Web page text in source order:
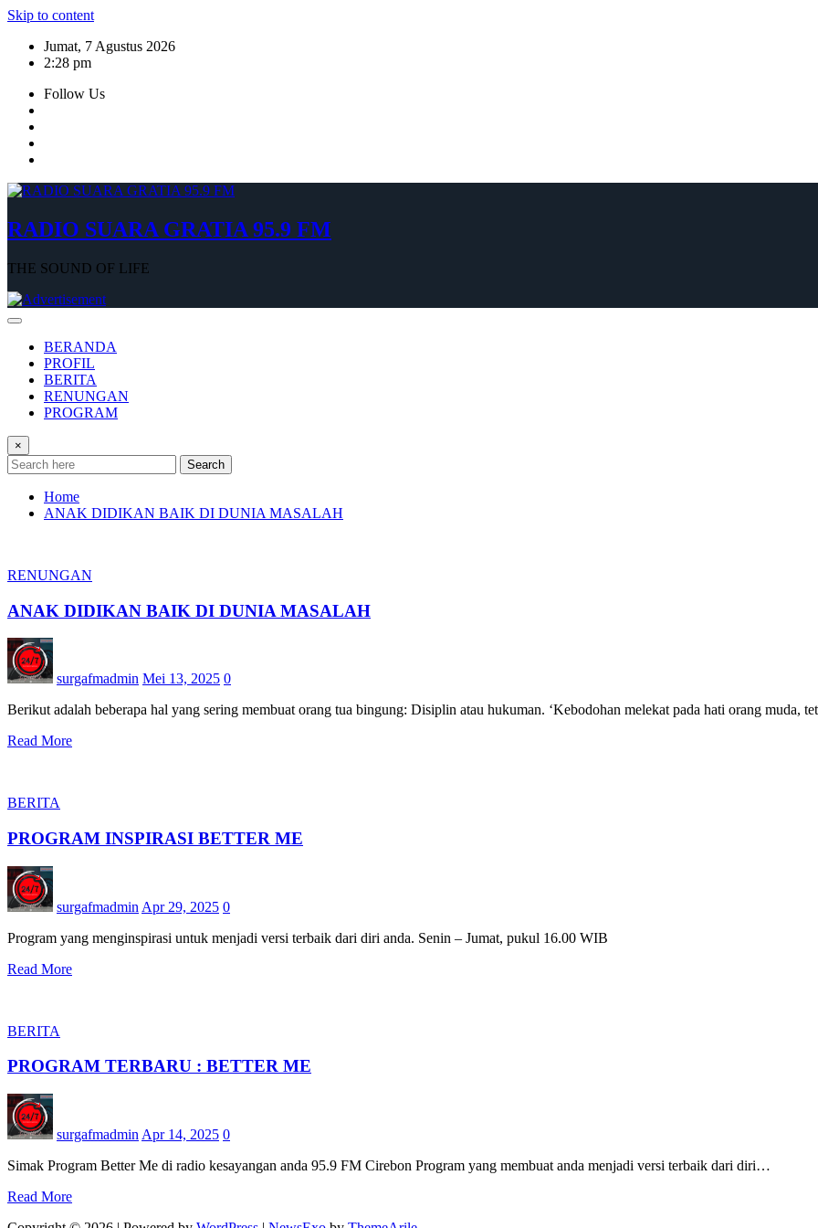
Skip to content
Jumat, 7 Agustus 2026
2:28 pm
Follow Us
RADIO SUARA GRATIA 95.9 FM
THE SOUND OF LIFE
BERANDA
PROFIL
BERITA
RENUNGAN
PROGRAM
×
Search
Home
ANAK DIDIKAN BAIK DI DUNIA MASALAH
RENUNGAN
ANAK DIDIKAN BAIK DI DUNIA MASALAH
surgafmadmin Mei 13, 2025 0
Berikut adalah beberapa hal yang sering membuat orang tua bingung: Disiplin atau hukuman. ‘Kebodohan melekat pada hati orang muda,
Read More
BERITA
PROGRAM INSPIRASI BETTER ME
surgafmadmin Apr 29, 2025 0
Program yang menginspirasi untuk menjadi versi terbaik dari diri anda. Senin – Jumat, pukul 16.00 WIB
Read More
BERITA
PROGRAM TERBARU : BETTER ME
surgafmadmin Apr 14, 2025 0
Simak Program Better Me di radio kesayangan anda 95.9 FM Cirebon Program yang membuat anda menjadi versi terbaik dari diri…
Read More